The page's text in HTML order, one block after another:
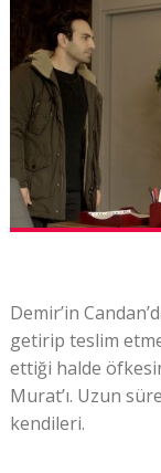
Demir’in
getirip teslim
ettiği halde
Murat’ı. Uzun
kendileri.